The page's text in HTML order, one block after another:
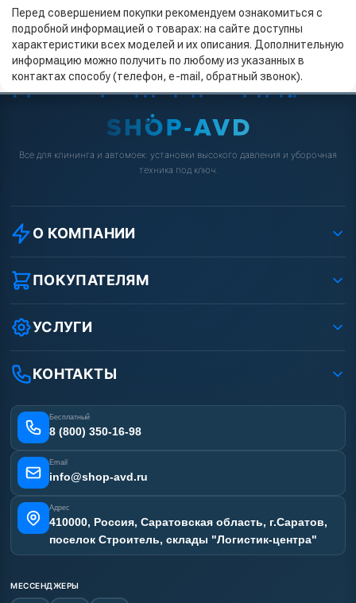
Перед совершением покупки рекомендуем ознакомиться с
подробной информацией о товарах: на сайте доступны
характеристики всех моделей и их описания. Дополнительную
информацию можно получить по любому из указанных в
контактах способу (телефон, e-mail, обратный звонок).
Всё для клининга и автомоек: установки высокого давления и уборочная
техника под ключ.
О КОМПАНИИ
О компании
Реквизиты ООО «Шоп АВД»
Защита данных клиента
Условия соглашения
Вакансии
Статьи
ПОКУПАТЕЛЯМ
Как заказать?
Оплата
Доставка
Лизинг
Получить скидку
УСЛУГИ
Ремонт АВД
Сертификаты
Наши работы
Отзывы наших клиентов
Карта сайта
КОНТАКТЫ
Бесплатный
8 (800) 350-16-98
Email
info@shop-avd.ru
Адрес
410000, Россия, Саратовская область, г.Саратов,
поселок Строитель, склады "Логистик-центра"
МЕССЕНДЖЕРЫ